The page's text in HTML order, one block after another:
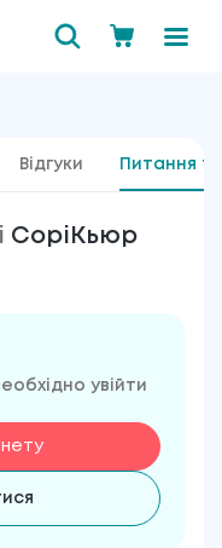
Відгуки Питання та
СоріКьюр
увійти